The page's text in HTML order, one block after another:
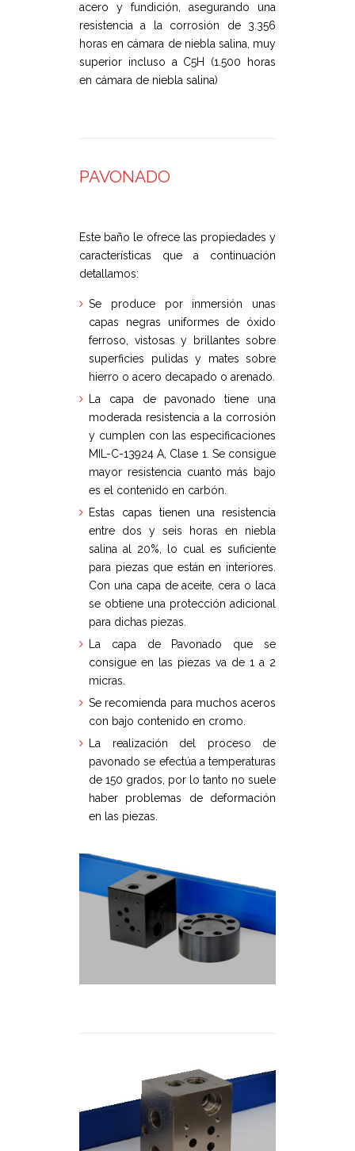
acero y fundición, asegurando una
resistencia a la corrosión de 3.356
horas en cámara de niebla salina, muy
superior incluso a C5H (1.500 horas
en cámara de niebla salina)
PAVONADO
Este baño le ofrece las propiedades y
características que a continuación
detallamos:
Se produce por inmersión unas
capas negras uniformes de óxido
ferroso, vistosas y brillantes sobre
superficies pulidas y mates sobre
hierro o acero decapado o arenado.
La capa de pavonado tiene una
moderada resistencia a la corrosión
y cumplen con las especificaciones
MIL-C-13924 A, Clase 1. Se consigue
mayor resistencia cuanto más bajo
es el contenido en carbón.
Estas capas tienen una resistencia
entre dos y seis horas en niebla
salina al 20%, lo cual es suficiente
para piezas que están en interiores.
Con una capa de aceite, cera o laca
se obtiene una protección adicional
para dichas piezas.
La capa de Pavonado que se
consigue en las piezas va de 1 a 2
micras.
Se recomienda para muchos aceros
con bajo contenido en cromo.
La realización del proceso de
pavonado se efectúa a temperaturas
de 150 grados, por lo tanto no suele
haber problemas de deformación
en las piezas.